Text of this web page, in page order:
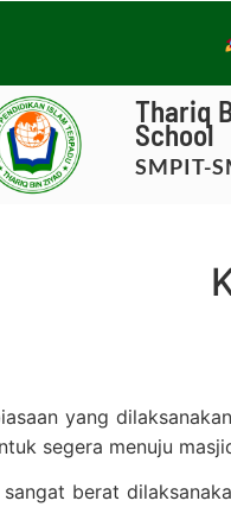
Thariq
School
SMPIT-
yang
segera menuju
berat